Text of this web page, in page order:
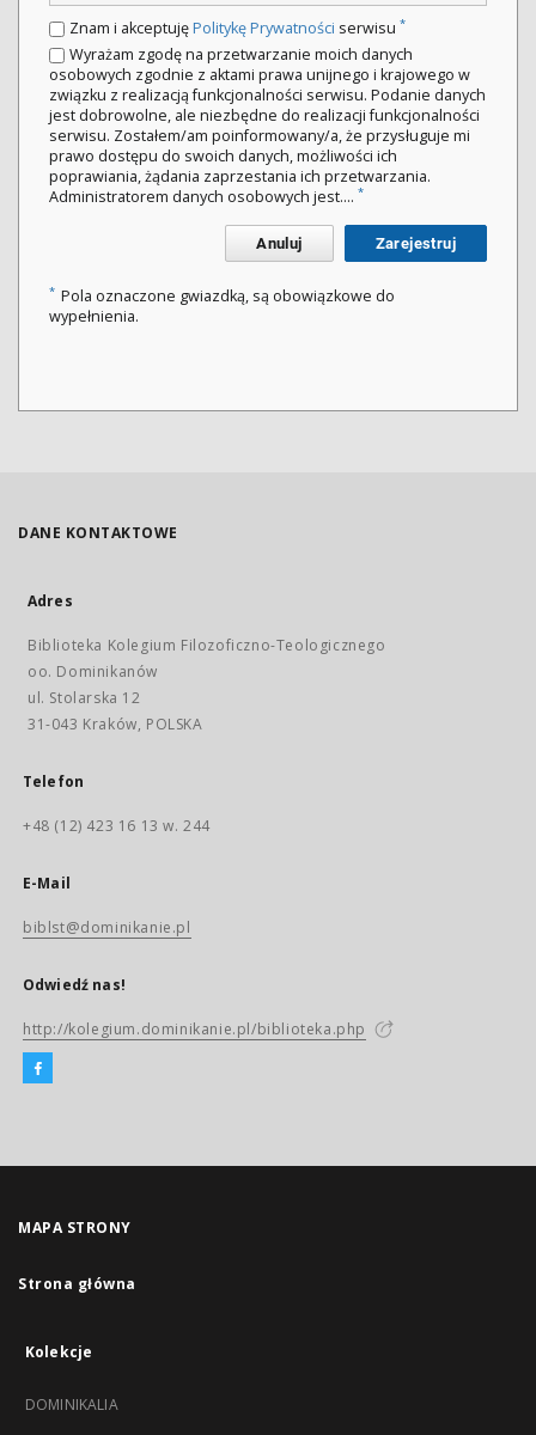
Znam i akceptujęPolitykę Prywatności serwisu *
Wyrażam zgodę na przetwarzanie moich danych
osobowych zgodnie z aktami prawa unijnego i krajowego w
związku z realizacją funkcjonalności serwisu. Podanie danych
jest dobrowolne, ale niezbędne do realizacji funkcjonalności
serwisu. Zostałem/am poinformowany/a, że przysługuje mi
prawo dostępu do swoich danych, możliwości ich
poprawiania, żądania zaprzestania ich przetwarzania.
Administratorem danych osobowych jest.... *
Anuluj Zarejestruj
* Pola oznaczone gwiazdką, są obowiązkowe do
wypełnienia.
DANE KONTAKTOWE
Adres
Biblioteka Kolegium Filozoficzno-Teologicznego
oo. Dominikanów
ul. Stolarska 12
31-043 Kraków, POLSKA
Telefon
+48 (12) 423 16 13 w. 244
E-Mail
biblst@dominikanie.pl
Odwiedź nas!
http://kolegium.dominikanie.pl/biblioteka.php
MAPA STRONY
Strona główna
Kolekcje
DOMINIKALIA